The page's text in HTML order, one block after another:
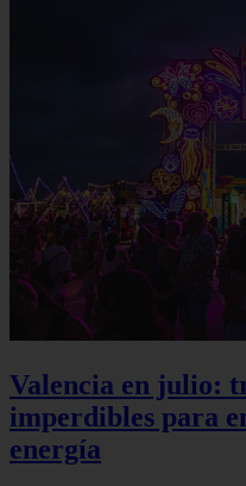
Valencia en julio:
imperdibles para
energía